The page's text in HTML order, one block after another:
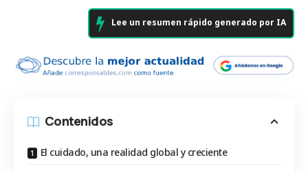
Lee un resumen rápido generado por IA
Contenidos
El cuidado, una realidad global y creciente